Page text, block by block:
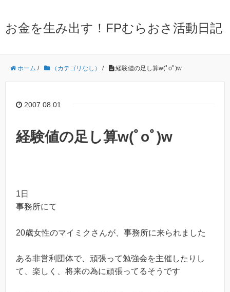
お金を生み出す！FPむらおさ活動日記
ホーム / （カテゴリなし） / 経験値の足し算w(ﾟoﾟ)w
2007.08.01
経験値の足し算w(ﾟoﾟ)w
1日
事務所にて
20歳女性のマイミクさんが、事務所に来られました
ある非営利団体で、頑張って勉強会を主催したりし
て、楽しく、将来の為に頑張ってるそうです